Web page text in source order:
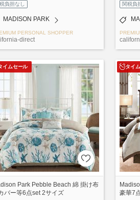
負担なし
MADISON PARK
PERSONAL SHOPPER
direct
関税負
イムセール
Park Pebble Beach 綿 掛け布
バー等6点set 2サイズ
タイ
豪華7